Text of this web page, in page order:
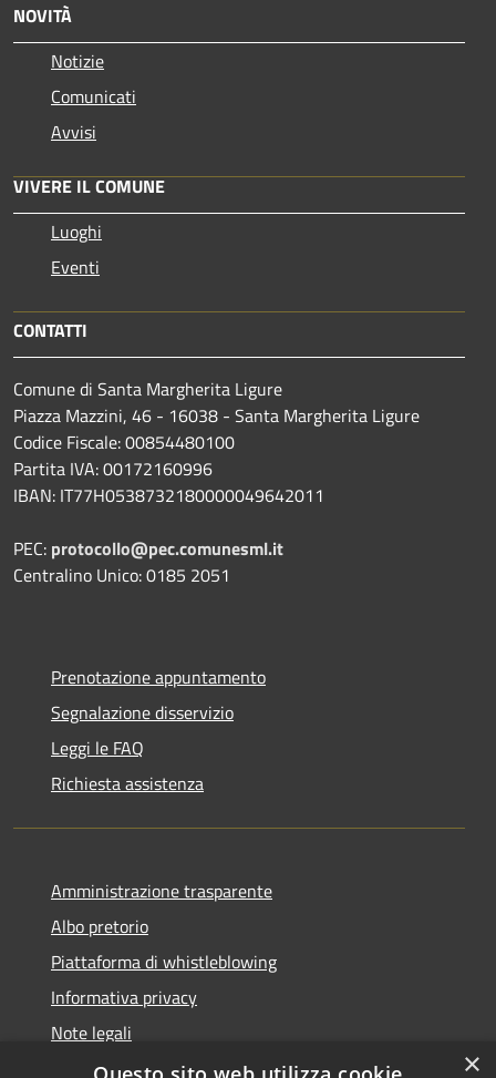
NOVITÀ
Notizie
Comunicati
Avvisi
VIVERE IL COMUNE
Luoghi
Eventi
CONTATTI
Comune di Santa Margherita Ligure
Piazza Mazzini, 46 - 16038 - Santa Margherita Ligure
Codice Fiscale: 00854480100
Partita IVA: 00172160996
IBAN: IT77H0538732180000049642011
PEC: protocollo@pec.comunesml.it
Centralino Unico: 0185 2051
Prenotazione appuntamento
Segnalazione disservizio
Leggi le FAQ
Richiesta assistenza
Amministrazione trasparente
Albo pretorio
Piattaforma di whistleblowing
Informativa privacy
Note legali
Dichiarazione di accessibilità
×